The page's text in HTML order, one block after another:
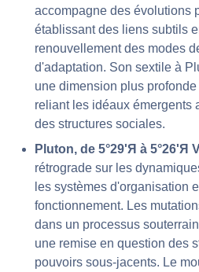
accompagne des évolutions
établissant des liens subtils
renouvellement des modes
d'adaptation. Son sextile à
une dimension plus
reliant les idéaux émergents
des structures sociales.
Pluton, de 5°29'Я à 5°26'Я
rétrograde sur les
les systèmes d'organisation
fonctionnement. Les
dans un processus
une remise en question des
pouvoirs sous-jacents. Le